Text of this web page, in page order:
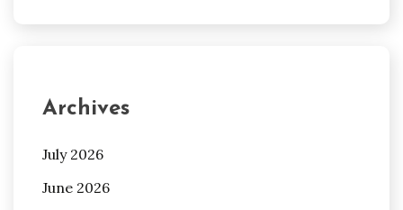
Archives
July 2026
June 2026